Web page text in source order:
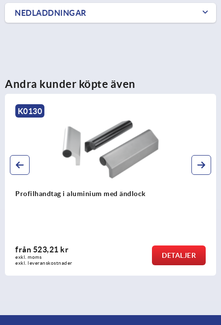
NEDLADDNINGAR
Andra kunder köpte även
DETALJER
Profilhandtag i aluminium